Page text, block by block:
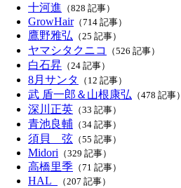
十河進 （828 記事）
GrowHair（714 記事）
鷹野雅弘 （25 記事）
ヤマシタクニコ （526 記事）
白石昇 （24 記事）
8月サンタ （12 記事）
武 盾一郎＆山根康弘 （478 記事）
深川正英 （33 記事）
青池良輔 （34 記事）
須貝 弦 （55 記事）
Midori （329 記事）
高橋里季 （71 記事）
HAL_ （207 記事）